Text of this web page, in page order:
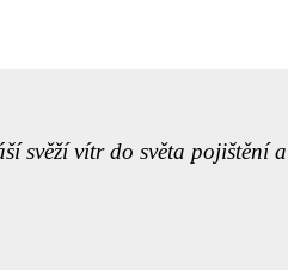
svěží vítr do světa pojištění